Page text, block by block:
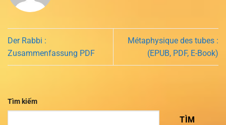
Der Rabbi :
Zusammenfassung PDF
Métaphysique des tubes :
(EPUB, PDF, E-Book)
Tìm kiếm
TÌM